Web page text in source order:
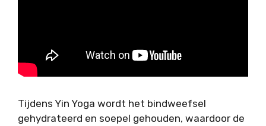
Tijdens Yin Yoga wordt het bindweefsel
gehydrateerd en soepel gehouden, waardoor de